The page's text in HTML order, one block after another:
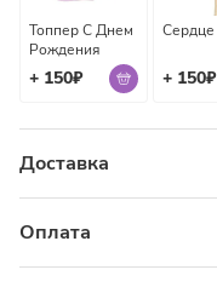
Топпер С Днем
Рождения
+ 150₽
Сердце
+ 150₽
Доставка
Оплата